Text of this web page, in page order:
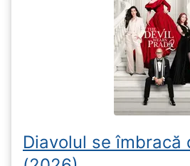
Diavolul se îmbracă